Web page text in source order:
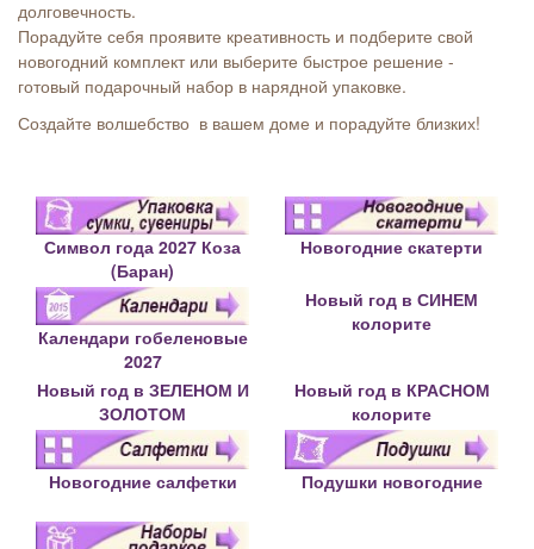
долговечность.
Порадуйте себя проявите креативность и подберите свой
новогодний комплект или выберите быстрое решение -
готовый подарочный набор в нарядной упаковке.
Создайте волшебство в вашем доме и порадуйте близких!
Символ года 2027 Коза
(Баран)
Новогодние скатерти
Календари гобеленовые
2027
Новый год в СИНЕМ
колорите
Новый год в ЗЕЛЕНОМ И
ЗОЛОТОМ
Новый год в КРАСНОМ
колорите
Новогодние салфетки Подушки новогодние